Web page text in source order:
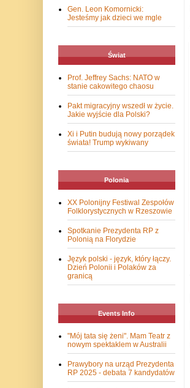
Gen. Leon Komornicki:
Jesteśmy jak dzieci we mgle
Świat
Prof. Jeffrey Sachs: NATO w
stanie cakowitego chaosu
Pakt migracyjny wszedł w życie.
Jakie wyjście dla Polski?
Xi i Putin budują nowy porządek
świata! Trump wykiwany
Polonia
XX Polonijny Festiwal Zespołów
Folklorystycznych w Rzeszowie
Spotkanie Prezydenta RP z
Polonią na Florydzie
Język polski - język, który łączy.
Dzień Polonii i Polaków za
granicą
Events Info
"Mój tata się żeni". Mam Teatr z
nowym spektaklem w Australii
Prawybory na urząd Prezydenta
RP 2025 - debata 7 kandydatów